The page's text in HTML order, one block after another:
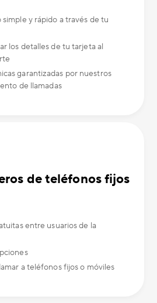
y rápido a través de tu
los detalles de tu tarjeta al
garantizadas por nuestros
de llamadas
de teléfonos fijos
entre usuarios de la
a teléfonos fijos o móviles